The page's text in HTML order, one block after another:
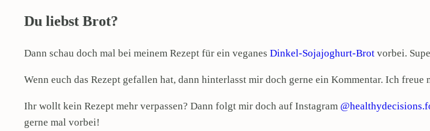
Du liebst Brot?
Dann schau doch mal bei meinem Rezept für ein veganes Dinkel-Sojajoghurt-Brot vorbei.
Wenn euch das Rezept gefallen hat, dann hinterlasst mir doch gerne ein Kommentar. Ich freue
Ihr wollt kein Rezept mehr verpassen? Dann folgt mir doch auf Instagram
gerne mal vorbei!